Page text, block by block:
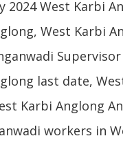
2024 West Karbi
West Karbi
last date,
Karbi Anglong
workers in